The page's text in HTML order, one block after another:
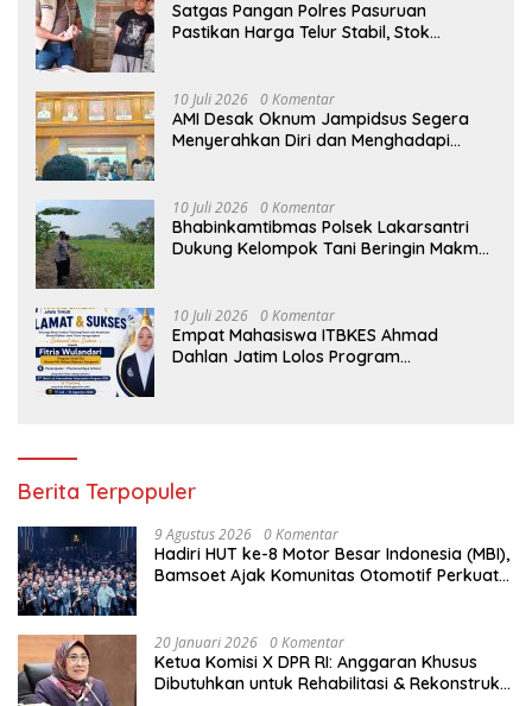
Satgas Pangan Polres Pasuruan
Pastikan Harga Telur Stabil, Stok
10 Juli 2026 0 Komentar
AMI Desak Oknum Jampidsus Segera
Menyerahkan Diri dan Menghadapi
10 Juli 2026 0 Komentar
Bhabinkamtibmas Polsek Lakarsantri
Dukung Kelompok Tani Beringin Makmur
10 Juli 2026 0 Komentar
Empat Mahasiswa ITBKES Ahmad
Dahlan Jatim Lolos Program
Berita Terpopuler
9 Agustus 2026 0 Komentar
Hadiri HUT ke-8 Motor Besar Indonesia (MBI),
Bamsoet Ajak Komunitas Otomotif Perkuat
Bangsa
20 Januari 2026 0 Komentar
Ketua Komisi X DPR RI: Anggaran Khusus
Dibutuhkan untuk Rehabilitasi & Rekonstruksi